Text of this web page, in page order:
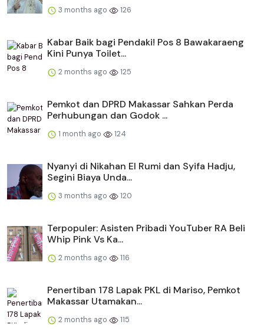
3 months ago 126
Kabar Baik bagi Pendaki! Pos 8 Bawakaraeng
Kini Punya Toilet...
2 months ago 125
Pemkot dan DPRD Makassar Sahkan Perda
Perhubungan dan Godok ...
1 month ago 124
Nyanyi di Nikahan El Rumi dan Syifa Hadju,
Segini Biaya Unda...
3 months ago 120
Terpopuler: Asisten Pribadi YouTuber RA Beli
Whip Pink Vs Ka...
2 months ago 116
Penertiban 178 Lapak PKL di Mariso, Pemkot
Makassar Utamakan...
2 months ago 115